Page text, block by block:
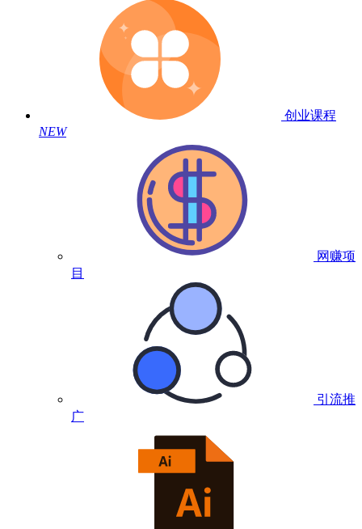
创业课程
NEW
网赚项
目
引流推
广